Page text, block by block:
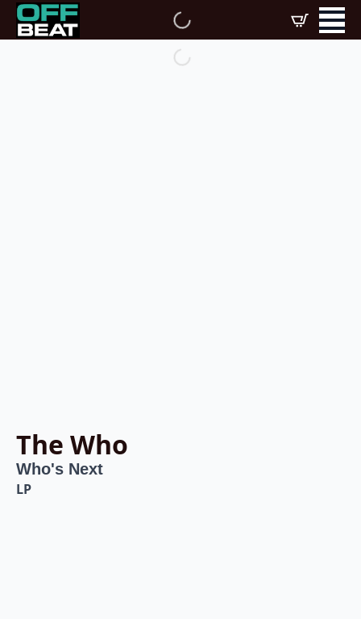
The Who
Who's Next
LP